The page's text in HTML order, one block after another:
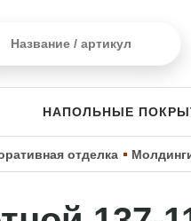
НАПОЛЬНЫЕ
отделка